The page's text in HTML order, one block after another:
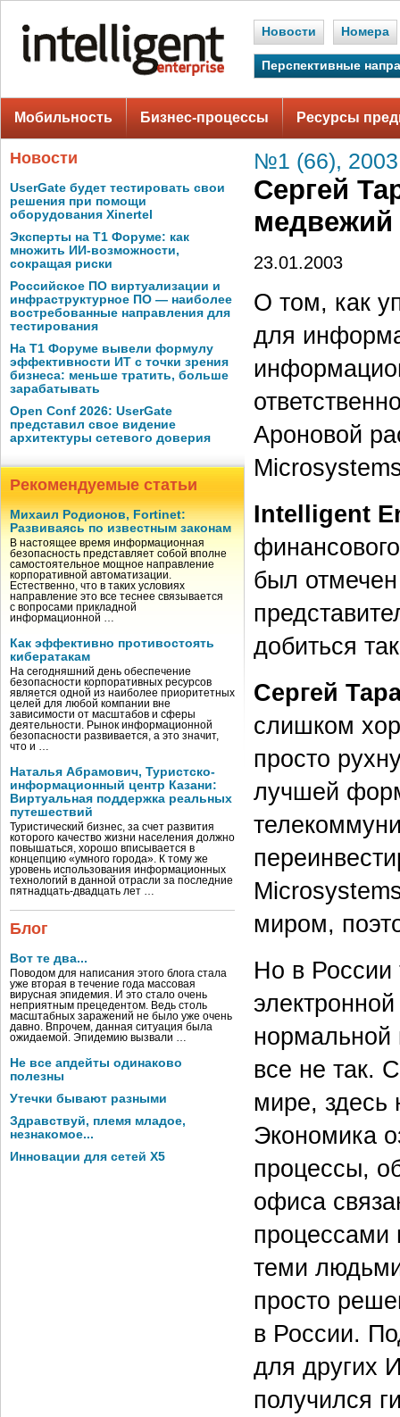
Новости Номера
Перспективные
Мобильность Бизнес-процессы Ресурсы
Новости
UserGate будет тестировать свои
решения при помощи
оборудования Xinertel
Эксперты на Т1 Форуме: как
множить ИИ-возможности,
сокращая риски
Российское ПО виртуализации и
инфраструктурное ПО — наиболее
востребованные направления для
тестирования
На Т1 Форуме вывели формулу
эффективности ИТ с точки зрения
бизнеса: меньше тратить, больше
зарабатывать
Open Conf 2026: UserGate
представил свое видение
архитектуры сетевого доверия
Рекомендуемые статьи
Михаил Родионов, Fortinet:
Развиваясь по известным законам
В настоящее время информационная
безопасность представляет собой вполне
самостоятельное мощное направление
корпоративной автоматизации.
Естественно, что в таких условиях
направление это все теснее связывается
с вопросами прикладной
информационной …
Как эффективно противостоять
кибератакам
На сегодняшний день обеспечение
безопасности корпоративных ресурсов
является одной из наиболее приоритетных
целей для любой компании вне
зависимости от масштабов и сферы
деятельности. Рынок информационной
безопасности развивается, а это значит,
что и …
Наталья Абрамович, Туристско-
информационный центр Казани:
Виртуальная поддержка реальных
путешествий
Туристический бизнес, за счет развития
которого качество жизни населения должно
повышаться, хорошо вписывается в
концепцию «умного города». К тому же
уровень использования информационных
технологий в данной отрасли за последние
пятнадцать-двадцать лет …
Блог
Вот те два...
Поводом для написания этого блога стала
уже вторая в течение года массовая
вирусная эпидемия. И это стало очень
неприятным прецедентом. Ведь столь
масштабных заражений не было уже очень
давно. Впрочем, данная ситуация была
ожидаемой. Эпидемию вызвали …
Не все апдейты одинаково
полезны
Утечки бывают разными
Здравствуй, племя младое,
незнакомое...
Инновации для сетей X5
№1 (66), 2003
Сергей
медвежий
23.01.2003
О том, как
для
Ароновой
Intelligent
был
добиться
Сергей
слишком
просто
лучшей
миром,
Но в России
нормальной
все не так.
мире, здесь
Экономика
процессы,
офиса
процессами
теми
просто
в России.
для других
получился